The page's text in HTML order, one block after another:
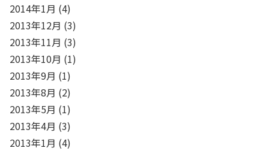
2014年1月 (4)
2013年12月 (3)
2013年11月 (3)
2013年10月 (1)
2013年9月 (1)
2013年8月 (2)
2013年5月 (1)
2013年4月 (3)
2013年1月 (4)